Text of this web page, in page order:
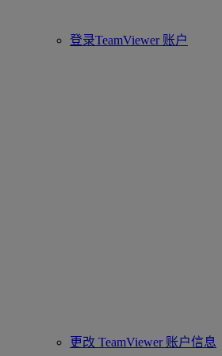
登录TeamViewer 账户
更改 TeamViewer 账户信息